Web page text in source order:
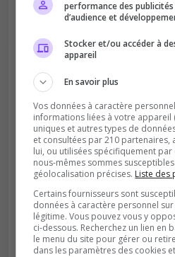
Améliore le
Votre vote aide le
Soutient la
Plus de visibilité =
performance des
d’audience et
Stocker et/ou accéder à
appareil
En savoir plus
Vos données à caractère
informations liées à votre appareil
uniques et autres types de
et consultées par 210 partenaires,
lui, ou utilisées spécifiquement
nous-mêmes sommes
géolocalisation précises. Liste des
Certains fournisseurs sont
données à caractère personnel
légitime. Vous pouvez vous y
ci-dessous. Recherchez un lien en
le menu du site pour gérer ou
dans les paramètres des cookies